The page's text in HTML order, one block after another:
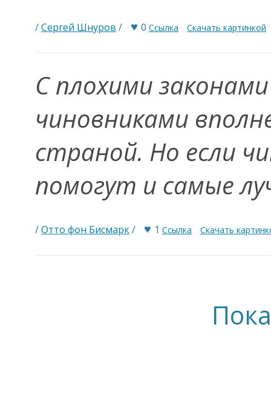
/Сергей Шнуров / ♥ 0 Ссылка Скачать картинкой
С плохими
чиновниками
страной. Но если
помогут и самые
/Отто фон Бисмарк/ ♥ 1 Ссылка Скачать